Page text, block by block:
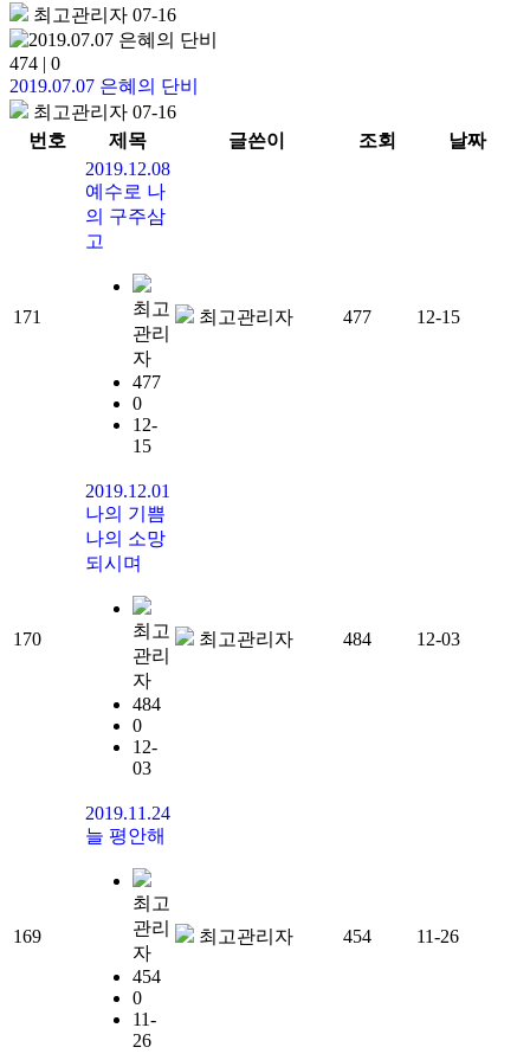
최고관리자 07-16
474 | 0
2019.07.07 은혜의 단비
최고관리자 07-16
번호
제목 글쓴이 조회 날짜
171
2019.12.08
예수로 나
의 구주삼
고
최고
관리
자
477
0
12-
15
최고관리자 477 12-15
170
2019.12.01
나의 기쁨
나의 소망
되시며
최고
관리
자
484
0
12-
03
최고관리자 484 12-03
169
2019.11.24
늘 평안해
최고
관리
자
454
0
11-
26
최고관리자 454 11-26